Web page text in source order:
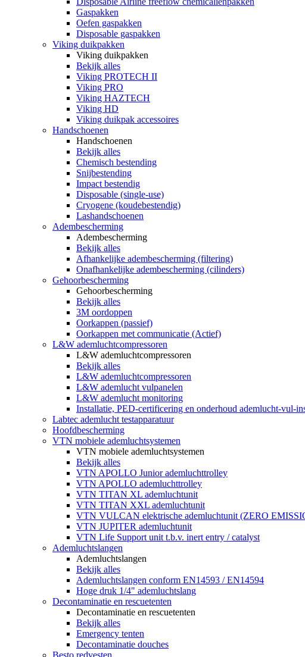
Gaspakken
Oefen gaspakken
Disposable gaspakken
Viking duikpakken
Viking duikpakken
Bekijk alles
Viking PROTECH II
Viking PRO
Viking HAZTECH
Viking HD
Viking duikpak accessoires
Handschoenen
Handschoenen
Bekijk alles
Chemisch bestending
Snijbestending
Impact bestendig
Disposable (single-use)
Cryogene (koudebestendig)
Lashandschoenen
Adembescherming
Adembescherming
Bekijk alles
Afhankelijke adembescherming (filtering)
Onafhankelijke adembescherming (cilinders)
Gehoorbescherming
Gehoorbescherming
Bekijk alles
3M oordoppen
Oorkappen (passief)
Oorkappen met communicatie (Actief)
L&W ademluchtcompressoren
L&W ademluchtcompressoren
Bekijk alles
L&W ademluchtcompressoren
L&W ademlucht vulpanelen
L&W ademlucht monitoring
Installatie, PED-certificering en onderhoud ademlucht-vul-
Labtec ademlucht testapparatuur
Hoofdbescherming
VTN mobiele ademluchtsystemen
VTN mobiele ademluchtsystemen
Bekijk alles
VTN APOLLO Junior ademluchttrolley
VTN APOLLO ademluchttrolley
VTN TITAN XL ademluchtunit
VTN TITAN XXL ademluchtunit
VTN VULCAN elektrische ademluchtunit (ZERO
VTN JUPITER ademluchtunit
VTN Life Support unit t.b.v. inert entry / catalyst
Ademluchtslangen
Ademluchtslangen
Bekijk alles
Ademluchtslangen conform EN14593 / EN14594
Hoge druk 1/4" ademluchtslang
Decontaminatie en rescuetenten
Decontaminatie en rescuetenten
Bekijk alles
Emergency tenten
Decontaminatie douches
Besto redvesten